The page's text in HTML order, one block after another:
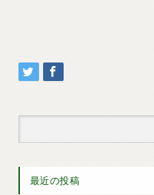
最近の投稿